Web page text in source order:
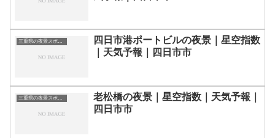
三重県の夜景スポット一覧
四日市港ポートビルの夜景｜星空指数
｜天気予報｜四日市市
三重県の夜景スポット一覧
老松橋の夜景｜星空指数｜天気予報｜
四日市市